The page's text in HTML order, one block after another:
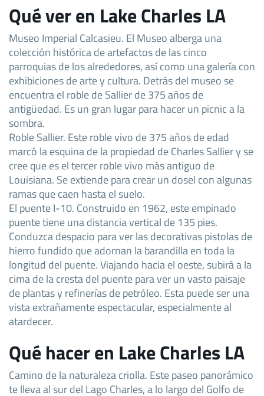
Qué ver en Lake Charles LA
Museo Imperial Calcasieu. El Museo alberga una
colección histórica de artefactos de las cinco
parroquias de los alrededores, así como una galería con
exhibiciones de arte y cultura. Detrás del museo se
encuentra el roble de Sallier de 375 años de
antigüedad. Es un gran lugar para hacer un picnic a la
sombra.
Roble Sallier. Este roble vivo de 375 años de edad
marcó la esquina de la propiedad de Charles Sallier y se
cree que es el tercer roble vivo más antiguo de
Louisiana. Se extiende para crear un dosel con algunas
ramas que caen hasta el suelo.
El puente I-10. Construido en 1962, este empinado
puente tiene una distancia vertical de 135 pies.
Conduzca despacio para ver las decorativas pistolas de
hierro fundido que adornan la barandilla en toda la
longitud del puente. Viajando hacia el oeste, subirá a la
cima de la cresta del puente para ver un vasto paisaje
de plantas y refinerías de petróleo. Esta puede ser una
vista extrañamente espectacular, especialmente al
atardecer.
Qué hacer en Lake Charles LA
Camino de la naturaleza criolla. Este paseo panorámico
te lleva al sur del Lago Charles, a lo largo del Golfo de